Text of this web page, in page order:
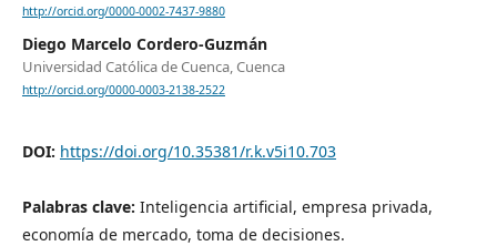
http://orcid.org/0000-0002-7437-9880
Diego Marcelo Cordero-Guzmán
Universidad Católica de Cuenca, Cuenca
http://orcid.org/0000-0003-2138-2522
DOI: https://doi.org/10.35381/r.k.v5i10.703
Palabras clave: Inteligencia artificial, empresa privada,
economía de mercado, toma de decisiones.